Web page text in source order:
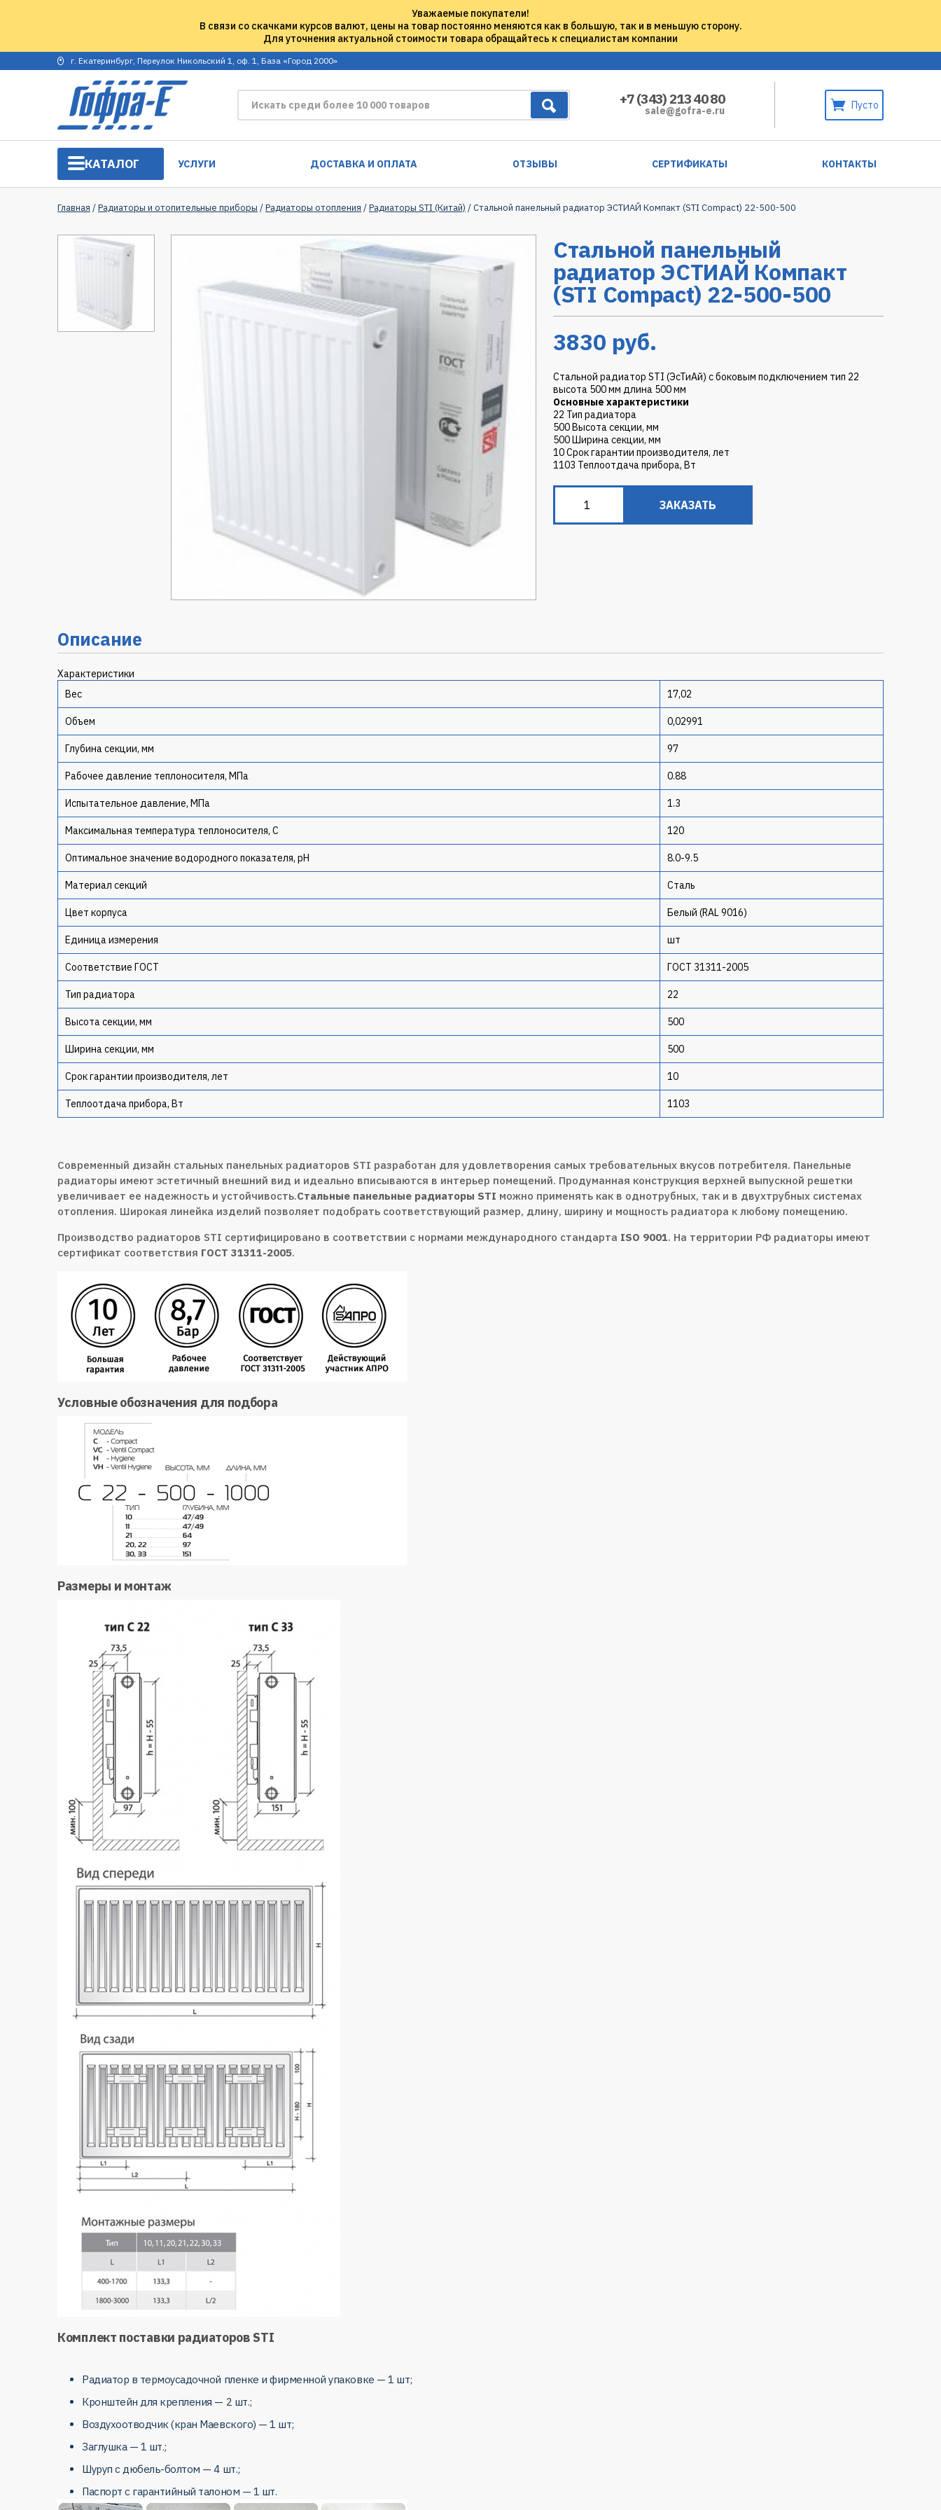
Уважаемые покупатели!
В связи со скачками курсов валют, цены на товар постоянно меняются как в большую, так и в меньшую сторону.
Для уточнения актуальной стоимости товара обращайтесь к специалистам компании
г. Екатеринбург, Переулок Никольский 1, оф. 1, База «Город 2000»
+7 (343) 213 40 80
sale@gofra-e.ru Пусто
КАТАЛОГ УСЛУГИ ДОСТАВКА И ОПЛАТА ОТЗЫВЫ СЕРТИФИКАТЫ КОНТАКТЫ
Главная /Радиаторы и отопительные приборы /Радиаторы отопления /Радиаторы STI (Китай) / Стальной панельный радиатор ЭСТИАЙ Компакт (STI Compact) 22-500-500
Стальной панельный
радиатор ЭСТИАЙ Компакт
(STI Compact) 22-500-500
3830 руб.
Стальной радиатор STI (ЭсТиАй) с боковым подключением тип 22
высота 500 мм длина 500 мм
Основные характеристики
22 Тип радиатора
500 Высота секции, мм
500 Ширина секции, мм
10 Срок гарантии производителя, лет
1103 Теплоотдача прибора, Вт
ЗАКАЗАТЬ
Описание
Характеристики
Вес
17,02
Объем 0,02991
Глубина секции, мм 97
Рабочее давление теплоносителя, МПа 0.88
Испытательное давление, МПа 1.3
Максимальная температура теплоносителя, C 120
Оптимальное значение водородного показателя, pH 8.0-9.5
Материал секций Сталь
Цвет корпуса Белый (RAL 9016)
Единица измерения шт
Соответствие ГОСТ ГОСТ 31311-2005
Тип радиатора 22
Высота секции, мм 500
Ширина секции, мм 500
Срок гарантии производителя, лет 10
Теплоотдача прибора, Вт 1103
Современный дизайн стальных панельных радиаторов STI разработан для удовлетворения самых требовательных вкусов потребителя. Панельные
радиаторы имеют эстетичный внешний вид и идеально вписываются в интерьер помещений. Продуманная конструкция верхней выпускной решетки
увеличивает ее надежность и устойчивость.Стальные панельные радиаторы STI можно применять как в однотрубных, так и в двухтрубных системах
отопления. Широкая линейка изделий позволяет подобрать соответствующий размер, длину, ширину и мощность радиатора к любому помещению.
Производство радиаторов STI сертифицировано в соответствии с нормами международного стандарта ISO 9001. На территории РФ радиаторы имеют
сертификат соответствия ГОСТ 31311-2005.
Условные обозначения для подбора
Размеры и монтаж
Комплект поставки радиаторов STI
Радиатор в термоусадочной пленке и фирменной упаковке — 1 шт;
Кронштейн для крепления — 2 шт.;
Воздухоотводчик (кран Маевского) — 1 шт;
Заглушка — 1 шт.;
Шуруп с дюбель-болтом — 4 шт.;
Паспорт с гарантийный талоном — 1 шт.